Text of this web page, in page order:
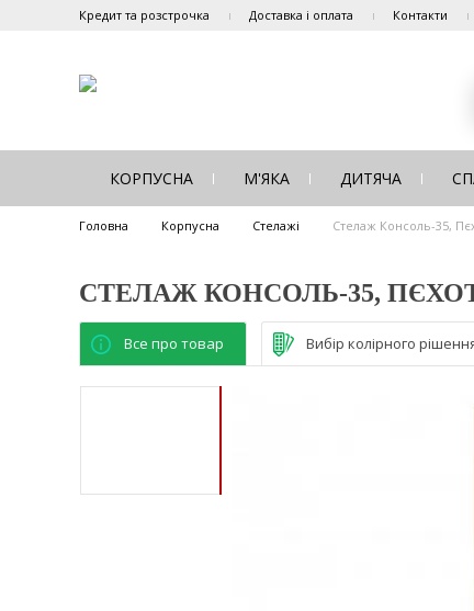
Кредит та розстрочка Доставка і оплата Контакти
КОРПУСНА М'ЯКА ДИТЯЧА
Головна Корпусна Стелажі Стелаж Консоль-35,
СТЕЛАЖ КОНСОЛЬ-35,
Все про товар Вибір колірного